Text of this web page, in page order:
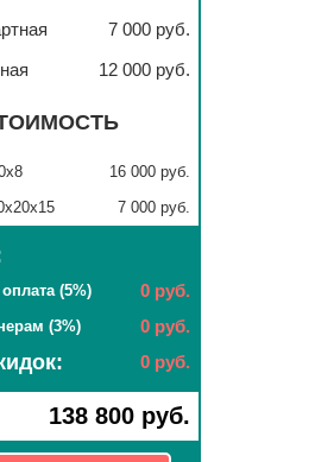
7 000 руб.
12 000 руб.
16 000 руб.
7 000 руб.
(5%) 0 руб.
(3%) 0 руб.
0 руб.
138 800 руб.